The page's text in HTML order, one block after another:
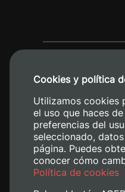
Cookies y política
Utilizamos cookies
el uso que haces
preferencias del
seleccionado,
página. Puedes
conocer cómo
Política de cookies